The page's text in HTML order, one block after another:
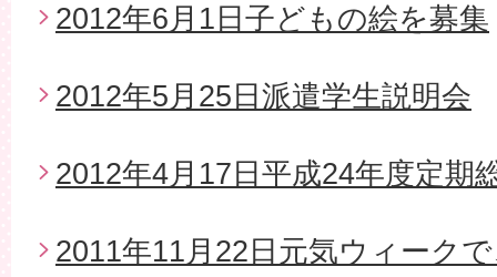
2012年6月1日子どもの絵を募集
2012年5月25日派遣学生説明会
2012年4月17日平成24年度定期
2011年11月22日元気ウィーク